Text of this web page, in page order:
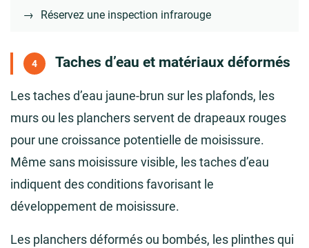
→ Réservez une inspection infrarouge
4 Taches d’eau et matériaux déformés
Les taches d’eau jaune-brun sur les plafonds, les
murs ou les planchers servent de drapeaux rouges
pour une croissance potentielle de moisissure.
Même sans moisissure visible, les taches d’eau
indiquent des conditions favorisant le
développement de moisissure.
Les planchers déformés ou bombés, les plinthes qui